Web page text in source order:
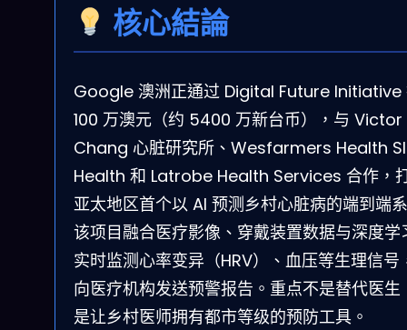
核心結論
Google 澳洲正通过 Digital Future Initiative
100 万澳元（约 5400 万新台币），与 Victor
Chang 心脏研究所、Wesfarmers Health
Health 和 Latrobe Health Services 合作，
亚太地区首个以 AI 预测乡村心脏病的端到端
该项目融合医疗影像、穿戴装置数据与深度学
实时监测心率变异（HRV）、血压等生理信号
向医疗机构发送预警报告。重点不是替代医生
是让乡村医师拥有都市等级的预防工具。